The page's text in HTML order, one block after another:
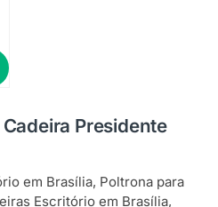
Cadeira Presidente
em Brasília, Poltrona para
Escritório em Brasília,